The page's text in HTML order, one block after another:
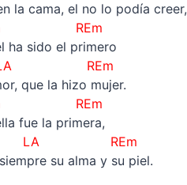
la cama, el no lo podía creer,
REm
sido el primero
REm
que la hizo mujer.
REm
la primera,
LA REm
su alma y su piel.